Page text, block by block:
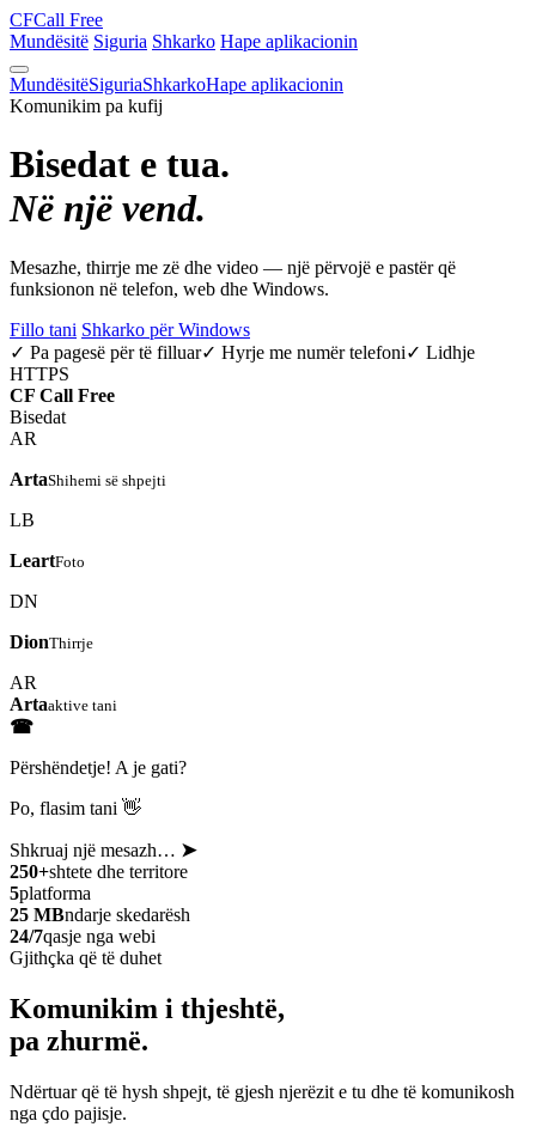
CFCall Free
Mundësitë Siguria Shkarko Hape aplikacionin
MundësitëSiguriaShkarkoHape aplikacionin
Komunikim pa kufij
Bisedat e tua.
Në një vend.
Mesazhe, thirrje me zë dhe video — një përvojë e pastër që
funksionon në telefon, web dhe Windows.
Fillo tani Shkarko për Windows
✓ Pa pagesë për të filluar✓ Hyrje me numër telefoni✓ Lidhje
HTTPS
CF Call Free
Bisedat
AR
ArtaShihemi së shpejti
LB
LeartFoto
DN
DionThirrje
AR
Artaaktive tani
☎
Përshëndetje! A je gati?
Po, flasim tani 👋
Shkruaj një mesazh… ➤
250+shtete dhe territore
5platforma
25 MBndarje skedarësh
24/7qasje nga webi
Gjithçka që të duhet
Komunikim i thjeshtë,
pa zhurmë.
Ndërtuar që të hysh shpejt, të gjesh njerëzit e tu dhe të komunikosh
nga çdo pajisje.